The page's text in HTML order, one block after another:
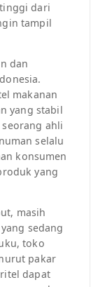
dari
tampil
dan
makanan
yang stabil
ahli
selalu
konsumen
yang
masih
sedang
toko
pakar
dapat